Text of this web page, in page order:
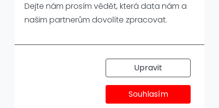
Přidejte se k nám #wearevzv
Volná pracovní místa - Praha
Kostelec nad Orlicí
Celá ČR
Dejte nám prosím vědět, která data nám a
našim partnerům dovolíte zpracovat.
Upravit
Souhlasím